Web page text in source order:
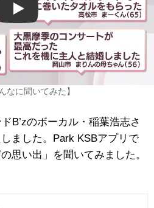
Play
なに聞いてみた】
B’zのボーカル・稲葉浩志さ
ました。Park KSBアプリで
思い出」を聞いてみました。